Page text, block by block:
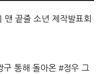
맨 끝줄 소년 제작발표회
구 통해 돌아온 #정우 그